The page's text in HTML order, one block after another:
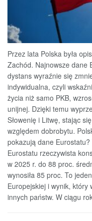
Przez lata Polska była
Zachód. Najnowsze dane
dystans wyraźnie się
indywidualna, czyli
życia niż samo PKB,
unijnej. Dzięki temu
Słowenię i Litwę, stając
względem dobrobytu.
pokazują dane
Eurostatu rzeczywista
w 2025 r. do 88 proc.
wynosiła 85 proc. To
Europejskiej i wynik, który
innych państw. W ciągu